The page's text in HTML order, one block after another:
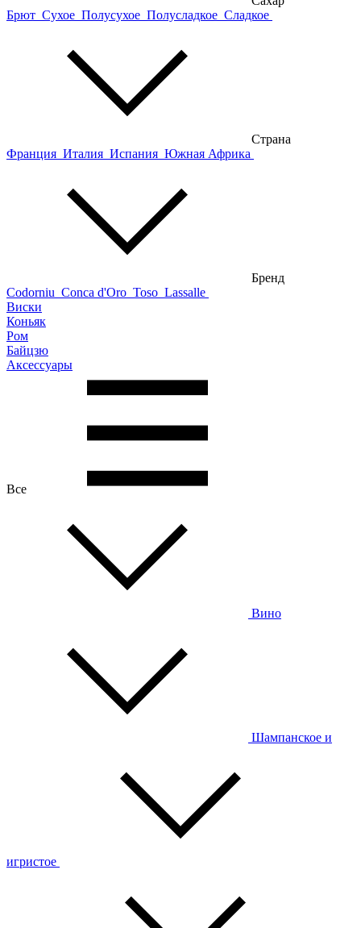
Брют Сухое Полусухое Полусладкое Сладкое
Страна
Франция Италия Испания Южная Африка
Бренд
Codorniu Conca d'Oro Toso Lassalle
Виски
Коньяк
Ром
Байцзю
Аксессуары
Все
Вино
Шампанское и
игристое